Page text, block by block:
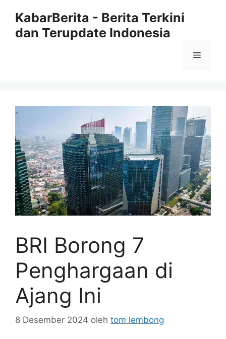
KabarBerita - Berita Terkini
dan Terupdate Indonesia
Menu
BRI Borong 7
Penghargaan di
Ajang Ini
8 Desember 2024 oleh tom lembong